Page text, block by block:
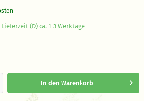
(D) ca. 1-3 Werktage
In den Warenkorb